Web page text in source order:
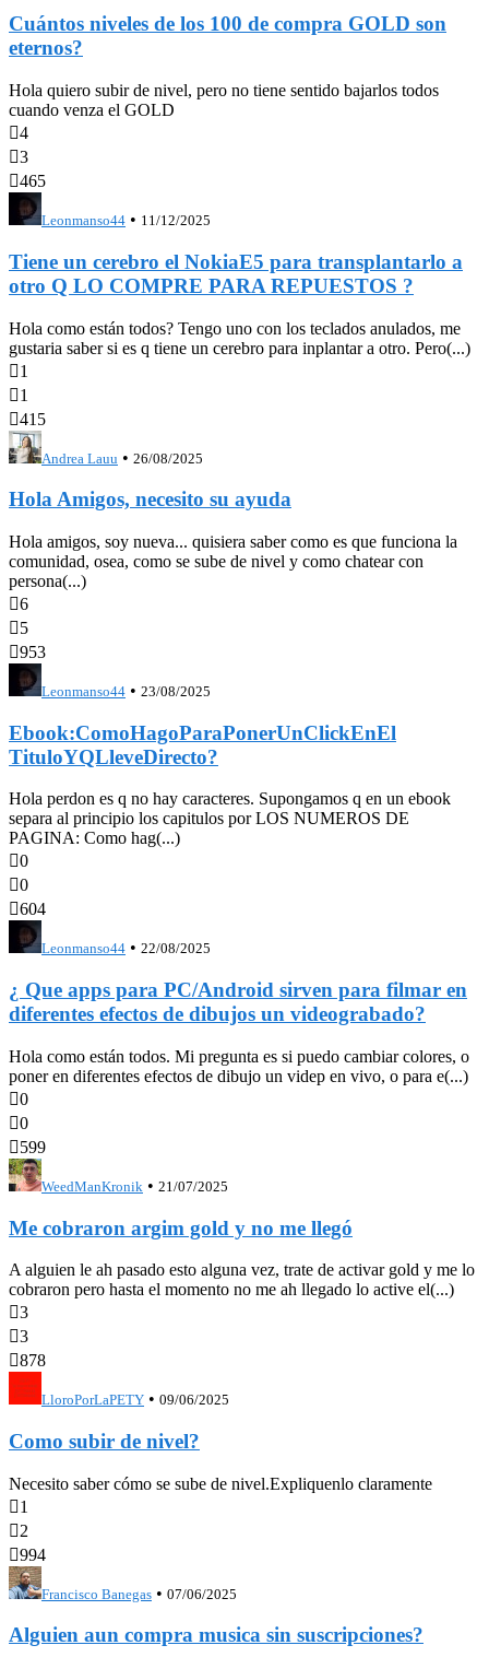
Cuántos niveles de los 100 de compra GOLD son
eternos?
Hola quiero subir de nivel, pero no tiene sentido bajarlos todos
cuando venza el GOLD
4
3
465
Leonmanso44 • 11/12/2025
Tiene un cerebro el NokiaE5 para transplantarlo a
otro Q LO COMPRE PARA REPUESTOS ?
Hola como están todos? Tengo uno con los teclados anulados, me
gustaria saber si es q tiene un cerebro para inplantar a otro. Pero(...)
1
1
415
Andrea Lauu • 26/08/2025
Hola Amigos, necesito su ayuda
Hola amigos, soy nueva... quisiera saber como es que funciona la
comunidad, osea, como se sube de nivel y como chatear con
persona(...)
6
5
953
Leonmanso44 • 23/08/2025
Ebook:ComoHagoParaPonerUnClickEnEl
TituloYQLleveDirecto?
Hola perdon es q no hay caracteres. Supongamos q en un ebook
separa al principio los capitulos por LOS NUMEROS DE
PAGINA: Como hag(...)
0
0
604
Leonmanso44 • 22/08/2025
¿ Que apps para PC/Android sirven para filmar en
diferentes efectos de dibujos un videograbado?
Hola como están todos. Mi pregunta es si puedo cambiar colores, o
poner en diferentes efectos de dibujo un videp en vivo, o para e(...)
0
0
599
WeedManKronik • 21/07/2025
Me cobraron argim gold y no me llegó
A alguien le ah pasado esto alguna vez, trate de activar gold y me lo
cobraron pero hasta el momento no me ah llegado lo active el(...)
3
3
878
LloroPorLaPETY • 09/06/2025
Como subir de nivel?
Necesito saber cómo se sube de nivel.Expliquenlo claramente
1
2
994
Francisco Banegas • 07/06/2025
Alguien aun compra musica sin suscripciones?